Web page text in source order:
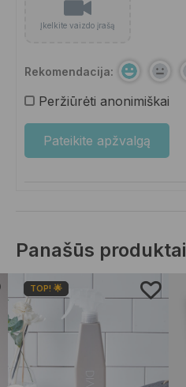
Įkelkite vaizdo įrašą
Rekomendacija:
Peržiūrėti anonimiškai
Panašūs produktai
TOP! 🌟